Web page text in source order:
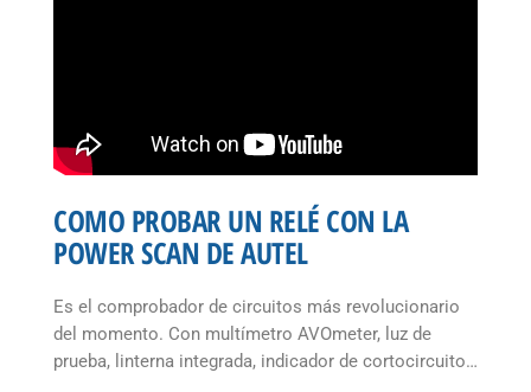
COMO PROBAR UN RELÉ CON LA
POWER SCAN DE AUTEL
Es el comprobador de circuitos más revolucionario
del momento. Con multímetro AVOmeter, luz de
prueba, linterna integrada, indicador de cortocircuito…